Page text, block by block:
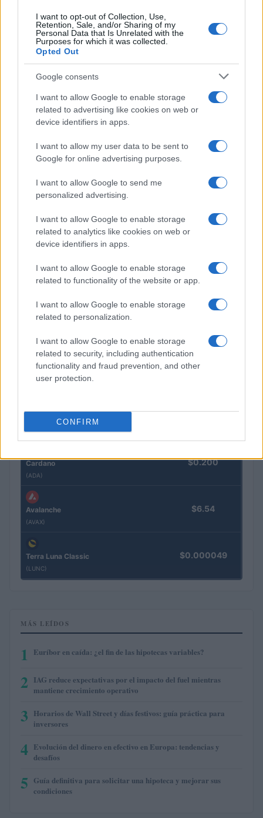
I want to opt-out of Collection, Use,
Retention, Sale, and/or Sharing of my
Personal Data that Is Unrelated with the
Purposes for which it was collected.
Opted Out
Google consents
I want to allow Google to enable storage
related to advertising like cookies on web or
device identifiers in apps.
I want to allow my user data to be sent to
Google for online advertising purposes.
I want to allow Google to send me
personalized advertising.
I want to allow Google to enable storage
related to analytics like cookies on web or
device identifiers in apps.
I want to allow Google to enable storage
related to functionality of the website or app.
I want to allow Google to enable storage
related to personalization.
I want to allow Google to enable storage
related to security, including authentication
functionality and fraud prevention, and other
user protection.
CONFIRM
Intervención conjunta de Japón y EE.UU. para frenar la caída
Marta Ruiz · 7 Ago 2026
Nombre
Bitcoin
(BTC)
$65,068.00
Ethereum $1,921.75
XRP
(XRP)
$1.04
Cardano
(ADA)
$0.200
Avalanche
(AVAX)
$6.54
Terra Luna Classic
(LUNC)
$0.000049
MÁS LEÍDOS
1 Euríbor en caída: ¿el fin de las hipotecas variables?
2 IAG reduce expectativas por el impacto del fuel mientras
mantiene crecimiento operativo
3 Horarios de Wall Street y días festivos: guía práctica para
inversores
4 Evolución del dinero en efectivo en Europa: tendencias y
desafíos
5 Guía definitiva para solicitar una hipoteca y mejorar sus
condiciones